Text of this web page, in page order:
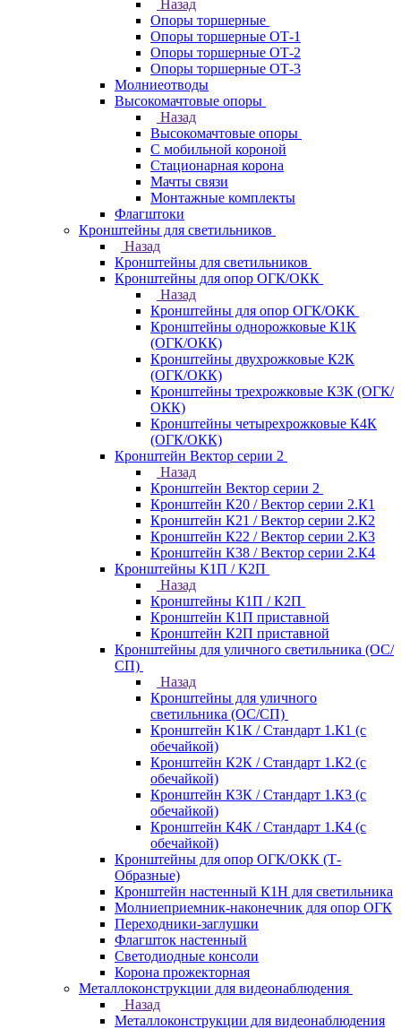
Назад
Опоры торшерные
Опоры торшерные ОТ-1
Опоры торшерные ОТ-2
Опоры торшерные ОТ-3
Молниеотводы
Высокомачтовые опоры
Назад
Высокомачтовые опоры
С мобильной короной
Стационарная корона
Мачты связи
Монтажные комплекты
Флагштоки
Кронштейны для светильников
Назад
Кронштейны для светильников
Кронштейны для опор ОГК/ОКК
Назад
Кронштейны для опор ОГК/ОКК
Кронштейны однорожковые К1К
(ОГК/ОКК)
Кронштейны двухрожковые К2К
(ОГК/ОКК)
Кронштейны трехрожковые К3К (ОГК/
ОКК)
Кронштейны четырехрожковые К4К
(ОГК/ОКК)
Кронштейн Вектор серии 2
Назад
Кронштейн Вектор серии 2
Кронштейн К20 / Вектор серии 2.К1
Кронштейн К21 / Вектор серии 2.К2
Кронштейн К22 / Вектор серии 2.К3
Кронштейн К38 / Вектор серии 2.К4
Кронштейны К1П / К2П
Назад
Кронштейны К1П / К2П
Кронштейн К1П приставной
Кронштейн К2П приставной
Кронштейны для уличного светильника (ОС/
СП)
Назад
Кронштейны для уличного
светильника (ОС/СП)
Кронштейн К1К / Стандарт 1.К1 (с
обечайкой)
Кронштейн К2К / Стандарт 1.К2 (с
обечайкой)
Кронштейн К3К / Стандарт 1.К3 (с
обечайкой)
Кронштейн К4К / Стандарт 1.К4 (с
обечайкой)
Кронштейны для опор ОГК/ОКК (Т-
Образные)
Кронштейн настенный К1Н для светильника
Молниеприемник-наконечник для опор ОГК
Переходники-заглушки
Флагшток настенный
Светодиодные консоли
Корона прожекторная
Металлоконструкции для видеонаблюдения
Назад
Металлоконструкции для видеонаблюдения